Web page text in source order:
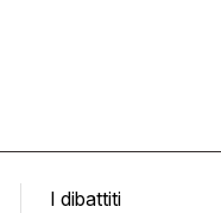
I dibattiti